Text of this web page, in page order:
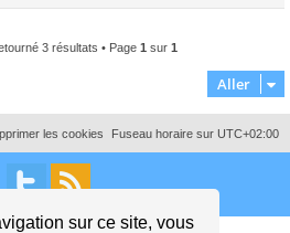
sur ce site, vous
3 résultats • Page 1 sur 1
Aller
Fuseau horaire sur UTC+02:00
les cookies